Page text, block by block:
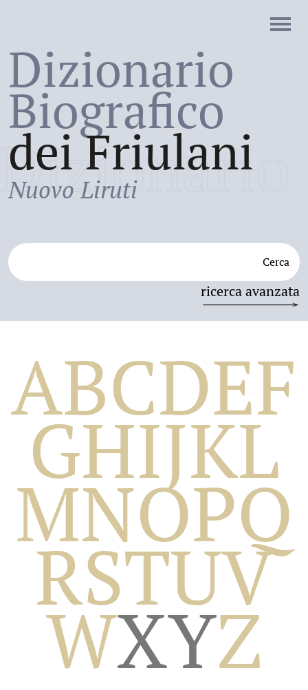
Dizionario
Biografico
dei Friulani
Nuovo Liruti
Cerca
ricerca avanzata
Dizionario
Biografico
ABCDEF
GHIJKL
MNOPQ
RSTUV
WXYZ